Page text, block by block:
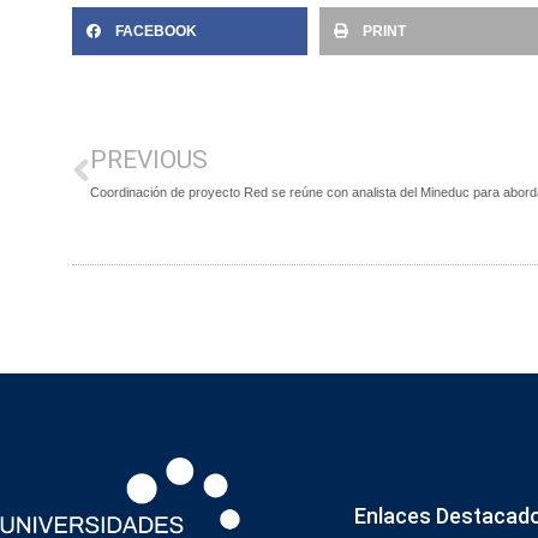
FACEBOOK PRINT
PREVIOUS
Enlaces